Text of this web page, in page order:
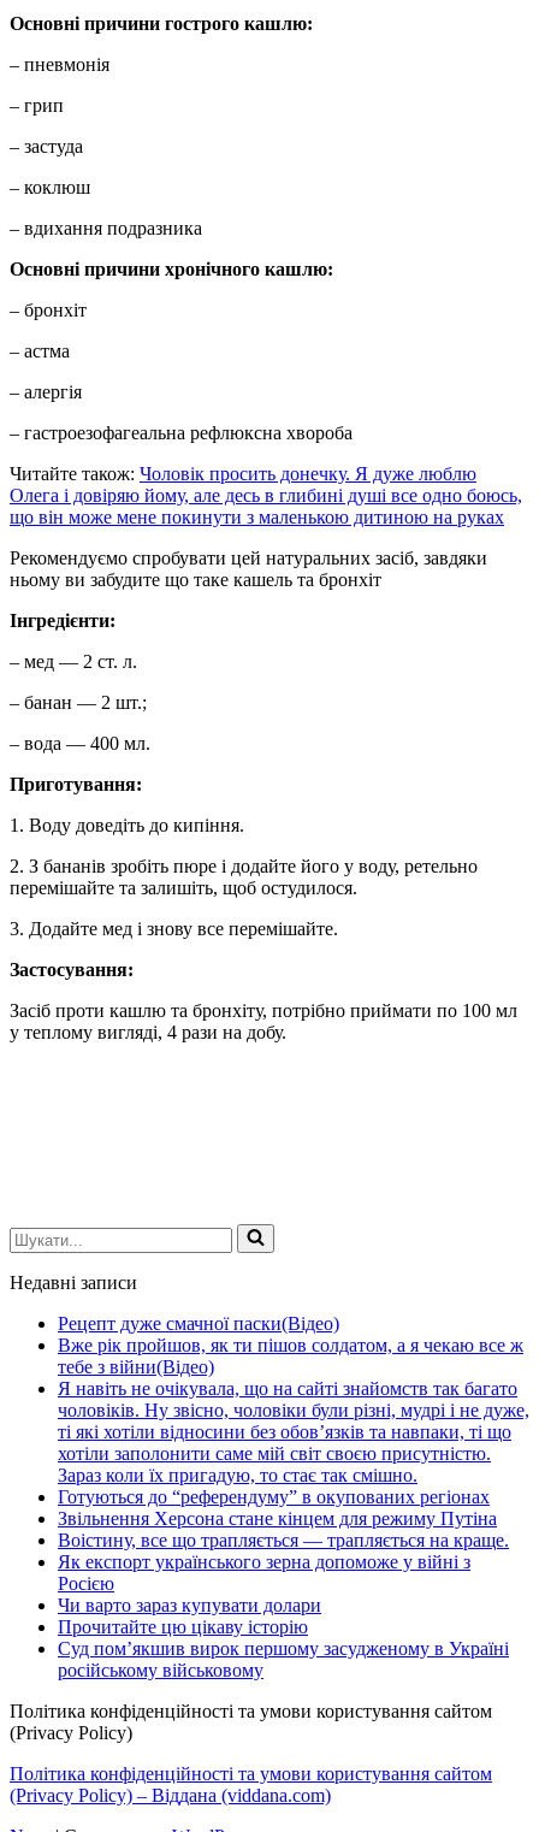
Основні причини гострого кашлю:
– пневмонія
– грип
– застуда
– коклюш
– вдихання подразника
Основні причини хронічного кашлю:
– бронхіт
– астма
– алергія
– гастроезофагеальна рефлюксна хвороба
Читайте також: Чоловік просить донечку. Я дуже люблю
Олега і довіряю йому, але десь в глибині душі все одно боюсь,
що він може мене покинути з маленькою дитиною на руках
Рекомендуємо спробувати цей натуральних засіб, завдяки
ньому ви забудите що таке кашель та бронхіт
Інгредієнти:
– мед — 2 ст. л.
– банан — 2 шт.;
– вода — 400 мл.
Приготування:
1. Воду доведіть до кипіння.
2. З бананів зробіть пюре і додайте його у воду, ретельно
перемішайте та залишіть, щоб остудилося.
3. Додайте мед і знову все перемішайте.
Застосування:
Засіб проти кашлю та бронхіту, потрібно приймати по 100 мл
у теплому вигляді, 4 рази на добу.
Шукати...
Недавні записи
Рецепт дуже смачної паски(Відео)
Вже рік пройшов, як ти пішов солдатом, а я чекаю все ж
тебе з війни(Відео)
Я навіть не очікувала, що на сайті знайомств так багато
чоловіків. Ну звісно, чоловіки були різні, мудрі і не дуже,
ті які хотіли відносини без обов’язків та навпаки, ті що
хотіли заполонити саме мій світ своєю присутністю.
Зараз коли їх пригадую, то стає так смішно.
Готуються до “референдуму” в окупованих регіонах
Звільнення Херсона стане кінцем для режиму Путіна
Воістину, все що трапляється — трапляється на краще.
Як експорт українського зерна допоможе у війні з
Росією
Чи варто зараз купувати долари
Прочитайте цю цікаву історію
Суд пом’якшив вирок першому засудженому в Україні
російському військовому
Політика конфіденційності та умови користування сайтом
(Privacy Policy)
Політика конфіденційності та умови користування сайтом
(Privacy Policy) – Віддана (viddana.com)